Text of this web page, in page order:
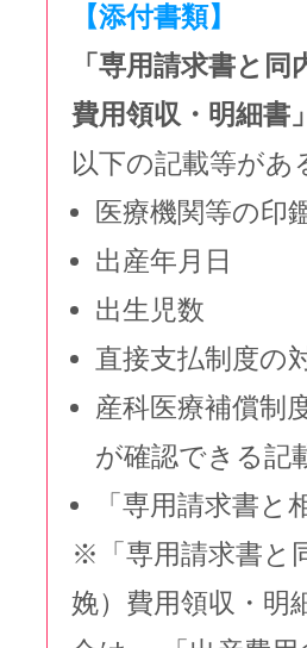
【添付書類】
「専用請求書と
費用領収・明細書
以下の記載等が
医療機関等の印
出産年月日
出生児数
直接支払制度の
産科医療補償制
が確認できる記
「専用請求書
※「専用請求書と
娩）費用領収・明